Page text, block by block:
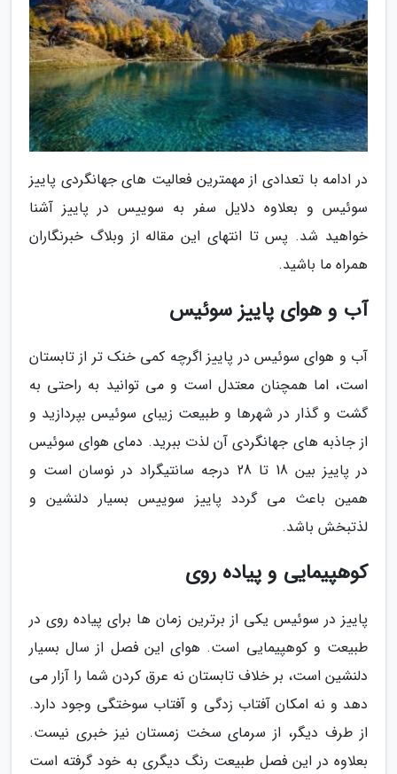
در ادامه با تعدادی از مهمترین فعالیت های جهانگردی پاییز
سوئیس و بعلاوه دلایل سفر به سوییس در پاییز آشنا
خواهید شد. پس تا انتهای این مقاله از وبلاگ خبرنگاران
همراه ما باشید.
آب و هوای پاییز سوئیس
آب و هوای سوئیس در پاییز اگرچه کمی خنک تر از تابستان
است، اما همچنان معتدل است و می توانید به راحتی به
گشت و گذار در شهرها و طبیعت زیبای سوئیس بپردازید و
از جاذبه های جهانگردی آن لذت ببرید. دمای هوای سوئیس
در پاییز بین 18 تا 28 درجه سانتیگراد در نوسان است و
همین باعث می گردد پاییز سوییس بسیار دلنشین و
لذتبخش باشد.
کوهپیمایی و پیاده روی
پاییز در سوئیس یکی از برترین زمان ها برای پیاده روی در
طبیعت و کوهپیمایی است. هوای این فصل از سال بسیار
دلنشین است، بر خلاف تابستان نه عرق کردن شما را آزار می
دهد و نه امکان آفتاب زدگی و آفتاب سوختگی وجود دارد.
از طرف دیگر، از سرمای سخت زمستان نیز خبری نیست.
بعلاوه در این فصل طبیعت رنگ دیگری به خود گرفته است